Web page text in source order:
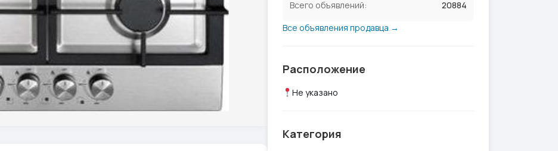
Всего объявлений:
20884
Все объявления продавца →
Расположение
Не указано
Категория